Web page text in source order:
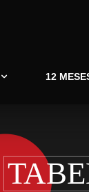
12